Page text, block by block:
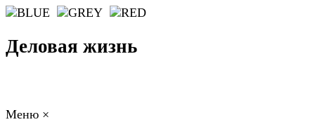
Деловая жизнь
Меню ×